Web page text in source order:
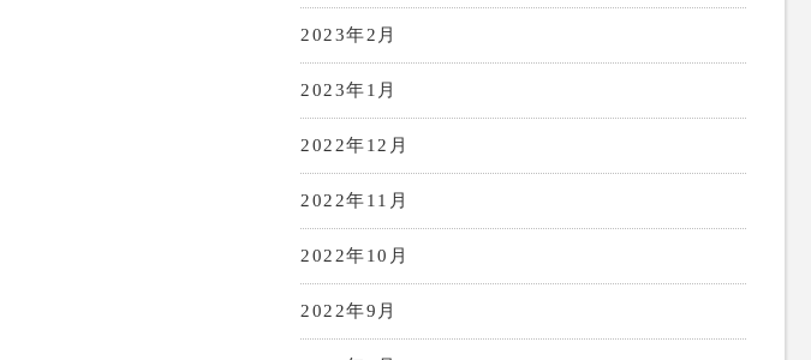
2023年2月
2023年1月
2022年12月
2022年11月
2022年10月
2022年9月